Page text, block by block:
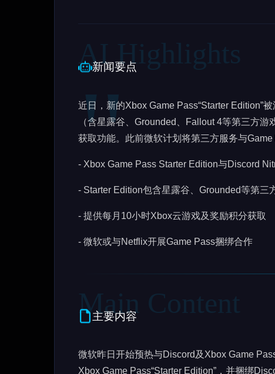
新闻要点
近日，新的Xbox Game Pass“Starter Edition”
（含星露谷、Grounded、Fallout 4等第三方
获取功能。此前微软计划将第三方服务与
- Xbox Game Pass Starter Edition与Discord
- Starter Edition包含星露谷、Grounded等第三
- 提供每月10小时Xbox云游戏及奖励积分获取
- 微软或与Netflix开展Game Pass捆绑合作
主要内容
微软昨日开始预热与Discord及Xbox Game
Xbox Game Pass“Starter Edition”，并捆绑